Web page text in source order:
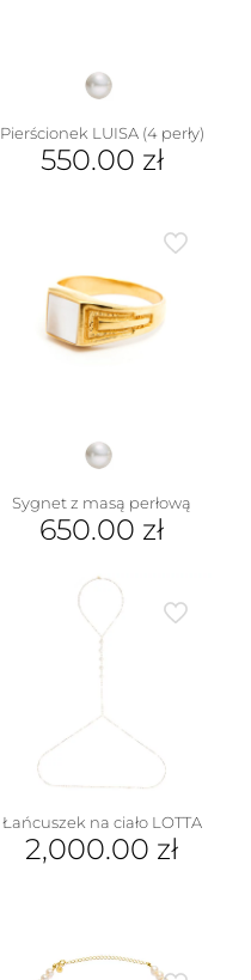
Pierścionek LUISA (4 perły)
550.00 zł
Sygnet z masą perłową
650.00 zł
produkt
ma
wiele
Opcje
wybrać
produktu
Łańcuszek na ciało LOTTA
2,000.00 zł